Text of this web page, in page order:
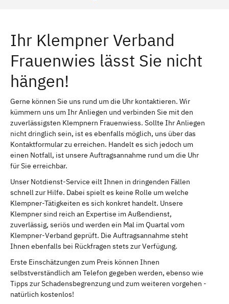
Ihr Klempner Verband
Frauenwies lässt Sie nicht
hängen!
Gerne können Sie uns rund um die Uhr kontaktieren. Wir
kümmern uns um Ihr Anliegen und verbinden Sie mit den
zuverlässigsten Klempnern Frauenwiess. Sollte Ihr Anliegen
nicht dringlich sein, ist es ebenfalls möglich, uns über das
Kontaktformular zu erreichen. Handelt es sich jedoch um
einen Notfall, ist unsere Auftragsannahme rund um die Uhr
für Sie erreichbar.
Unser Notdienst-Service eilt Ihnen in dringenden Fällen
schnell zur Hilfe. Dabei spielt es keine Rolle um welche
Klempner-Tätigkeiten es sich konkret handelt. Unsere
Klempner sind reich an Expertise im Außendienst,
zuverlässig, seriös und werden ein Mal im Quartal vom
Klempner-Verband geprüft. Die Auftragsannahme steht
Ihnen ebenfalls bei Rückfragen stets zur Verfügung.
Erste Einschätzungen zum Preis können Ihnen
selbstverständlich am Telefon gegeben werden, ebenso wie
Tipps zur Schadensbegrenzung und zum weiteren vorgehen -
natürlich kostenlos!